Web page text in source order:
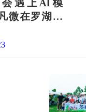
遇上AI模
微在罗湖展